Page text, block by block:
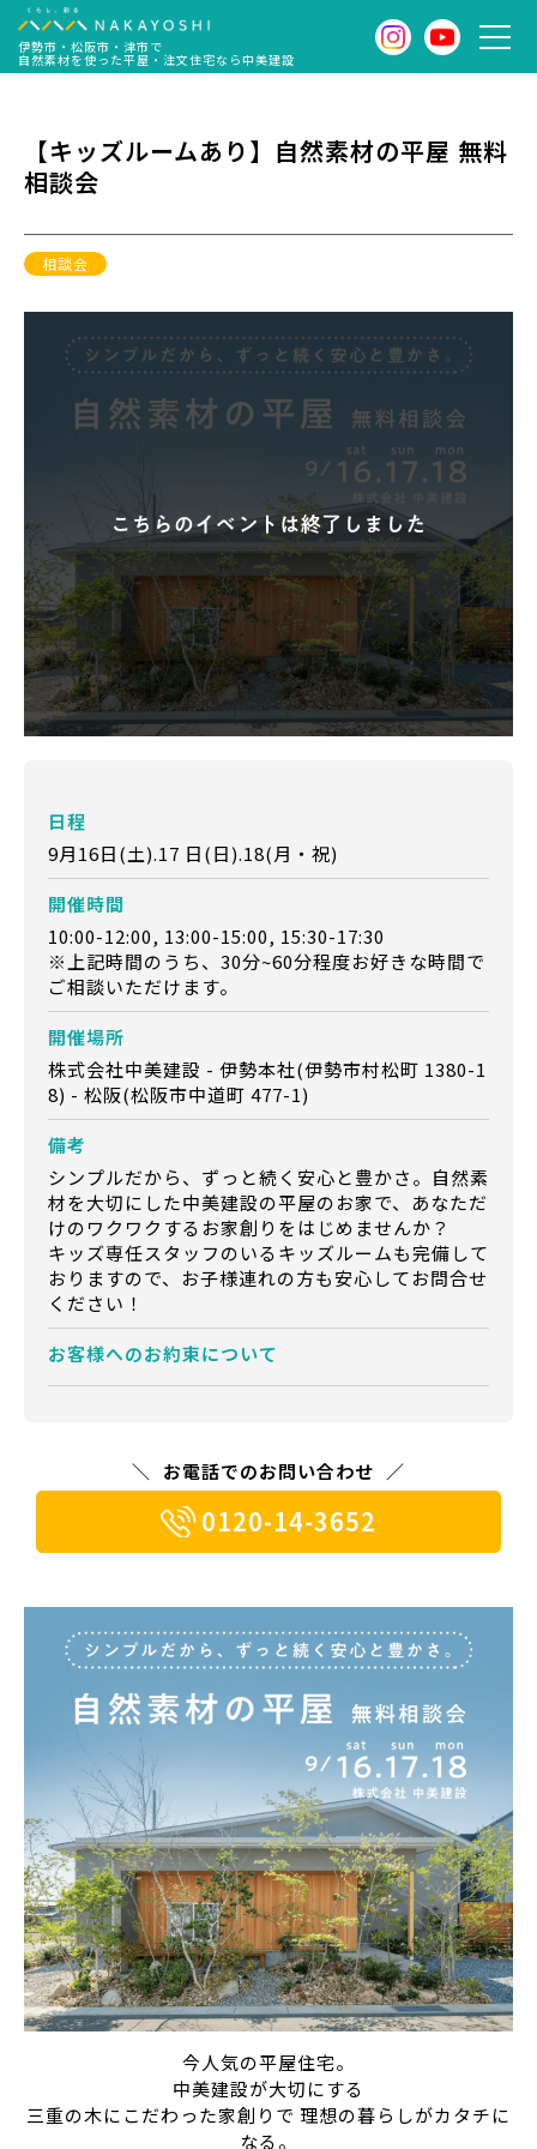
伊勢市・松阪市・津市で
自然素材を使った平屋・注文住宅なら中美建設
【キッズルームあり】自然素材の平屋 無料
相談会
相談会
日程
9月16日(土).17 日(日).18(月・祝)
開催時間
10:00-12:00, 13:00-15:00, 15:30-17:30
※上記時間のうち、30分~60分程度お好きな時間で
ご相談いただけます。
開催場所
株式会社中美建設 - 伊勢本社(伊勢市村松町 1380-1
8) - 松阪(松阪市中道町 477-1)
備考
シンプルだから、ずっと続く安心と豊かさ。自然素
材を大切にした中美建設の平屋のお家で、あなただ
けのワクワクするお家創りをはじめませんか？
キッズ専任スタッフのいるキッズルームも完備して
おりますので、お子様連れの方も安心してお問合せ
ください！
お客様へのお約束について
お電話でのお問い合わせ
0120-14-3652
今人気の平屋住宅。
中美建設が大切にする
三重の木にこだわった家創りで 理想の暮らしがカタチに
なる。